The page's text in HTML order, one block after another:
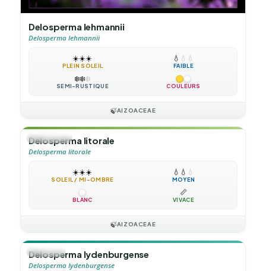
Delosperma lehmannii
Delosperma lehmannii
☀️☀️☀️
PLEIN SOLEIL
💧 💧 💧
FAIBLE
❄️❄️❄️
SEMI-RUSTIQUE COULEURS
🍃AIZOACEAE
🌲ARBUSTE
Delosperma litorale
Delosperma litorale
☀️☀️☀️
SOLEIL / MI-OMBRE
💧 💧 💧
MOYEN
BLANC
📏
VIVACE
🍃AIZOACEAE
🪴VIVACE
Delosperma lydenburgense
Delosperma lydenburgense